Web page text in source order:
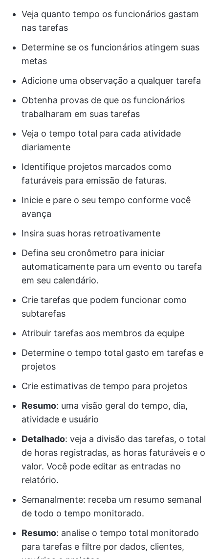
Veja quanto tempo os funcionários gastam
nas tarefas
Determine se os funcionários atingem suas
metas
Adicione uma observação a qualquer tarefa
Obtenha provas de que os funcionários
trabalharam em suas tarefas
Veja o tempo total para cada atividade
diariamente
Identifique projetos marcados como
faturáveis para emissão de faturas.
Inicie e pare o seu tempo conforme você
avança
Insira suas horas retroativamente
Defina seu cronômetro para iniciar
automaticamente para um evento ou tarefa
em seu calendário.
Crie tarefas que podem funcionar como
subtarefas
Atribuir tarefas aos membros da equipe
Determine o tempo total gasto em tarefas e
projetos
Crie estimativas de tempo para projetos
Resumo: uma visão geral do tempo, dia,
atividade e usuário
Detalhado: veja a divisão das tarefas, o total
de horas registradas, as horas faturáveis e o
valor. Você pode editar as entradas no
relatório.
Semanalmente: receba um resumo semanal
de todo o tempo monitorado.
Resumo: analise o tempo total monitorado
para tarefas e filtre por dados, clientes,